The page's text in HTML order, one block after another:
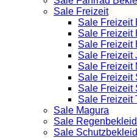
Sale Freizeit
Sale Freizeit
Sale Freizeit
Sale Freizeit
Sale Freizeit
Sale Freizeit
Sale Freizeit
Sale Freizeit
Sale Freizeit
Sale Magura
Sale
Sale